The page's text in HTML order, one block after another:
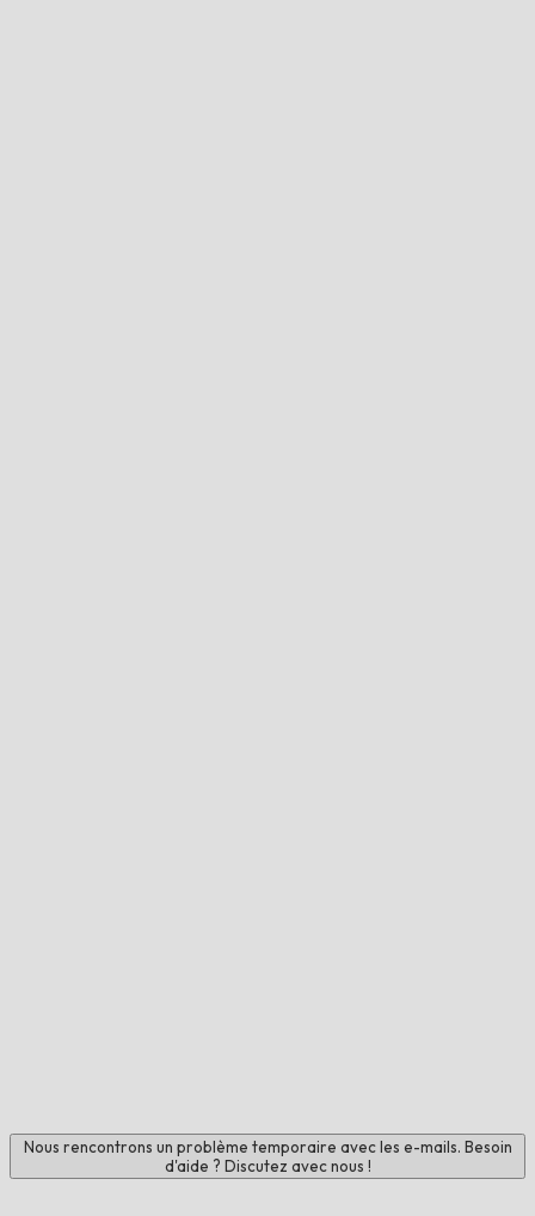
Nous rencontrons un problème temporaire avec les e-mails. Besoin
d'aide ? Discutez avec nous !